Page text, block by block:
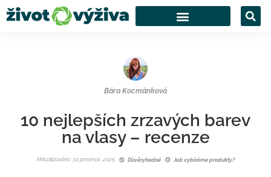
Bára Kocmánková
10 nejlepších zrzavých barev
na vlasy – recenze
Aktualizováno: 30 prosince, 2025 Důvěryhodné Jak vybíráme produkty?